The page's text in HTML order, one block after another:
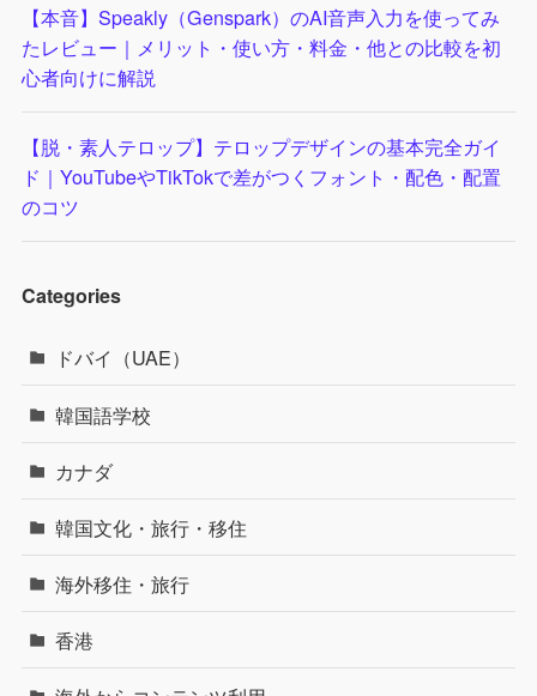
【本音】Speakly（Genspark）のAI音声入力を使ってみ
たレビュー｜メリット・使い方・料金・他との比較を初
心者向けに解説
【脱・素人テロップ】テロップデザインの基本完全ガイ
ド｜YouTubeやTikTokで差がつくフォント・配色・配置
のコツ
Categories
ドバイ（UAE）
韓国語学校
カナダ
韓国文化・旅行・移住
海外移住・旅行
香港